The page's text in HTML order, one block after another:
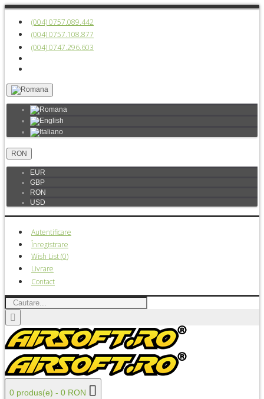
(004) 0757.089.442
(004) 0757.108.877
(004) 0747.296.603
RON
EUR
GBP
RON
USD
Autentificare
Înregistrare
Wish List (0)
Livrare
Contact
0 produs(e) - 0 RON